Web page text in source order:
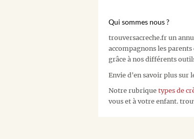
Qui sommes nous ?
trouversacreche.fr un
accompagnons les
grâce à nos différents
Envie d'en savoir plus sur
Notre rubrique types de
vous et à votre enfant.